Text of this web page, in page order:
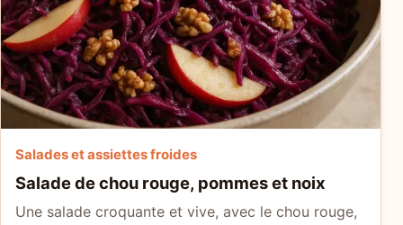
Salades et assiettes froides
Salade de chou rouge, pommes et noix
Une salade croquante et vive, avec le chou rouge,